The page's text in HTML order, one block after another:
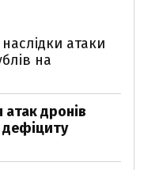
атаки
на
дронів